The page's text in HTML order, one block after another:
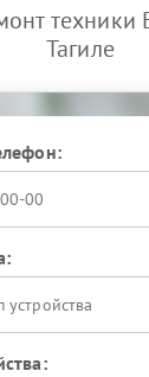
Тагиле